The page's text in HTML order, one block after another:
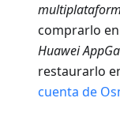
comprarlo
Huawei
restaurarlo
cuenta de